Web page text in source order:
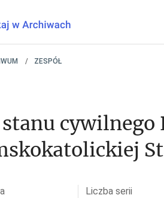
ZESPÓŁ
cywilnego
Liczba serii